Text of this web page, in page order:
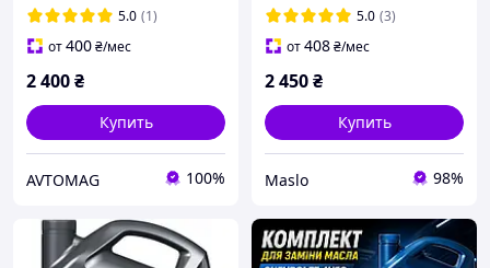
5.0 (1)
от400₴/мес
2 400₴
Купить
AVTOMAG 100%
5.0 (3)
от408₴/мес
2 450₴
Купить
Maslo 98%